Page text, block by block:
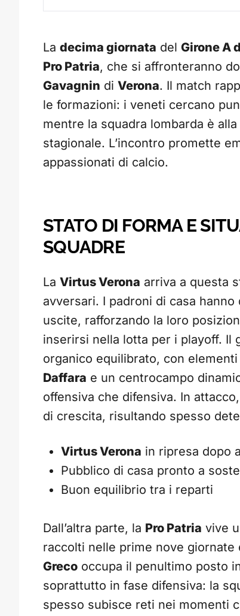
La decima giornata del Girone A
Pro Patria, che si affronteranno
Gavagnin di Verona. Il match
le formazioni: i veneti cercano
mentre la squadra lombarda è
stagionale. L’incontro promette
appassionati di calcio.
STATO DI FORMA E
SQUADRE
La Virtus Verona arriva a questa
avversari. I padroni di casa
uscite, rafforzando la loro
inserirsi nella lotta per i playoff. Il
organico equilibrato, con
Daffara e un centrocampo
offensiva che difensiva. In attacco,
di crescita, risultando spesso
Virtus Verona in ripresa dopo
Pubblico di casa pronto a
Buon equilibrio tra i reparti
Dall’altra parte, la Pro Patria vive
raccolti nelle prime nove giornate
Greco occupa il penultimo posto
soprattutto in fase difensiva: la
spesso subisce reti nei momenti